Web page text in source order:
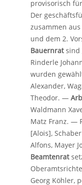
provisorisch
Der
zusammen
und dem 2.
Bauernratsind
Rinderle
wurden
Alexander,
Theodor. —
Waldmann
Matz Franz. —
[Alois],
Alfons, Mayer
Beamtenrat
Georg Köhler,